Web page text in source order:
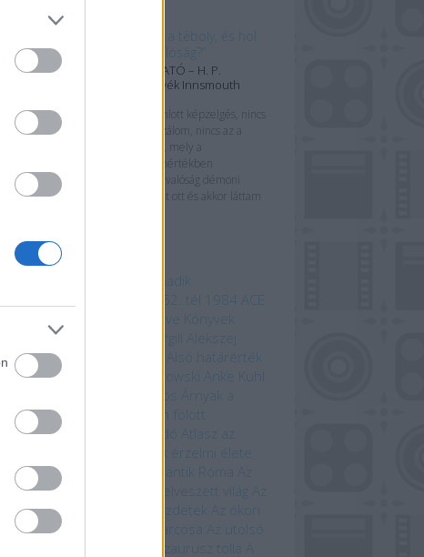
„Hol végződik a téboly, és hol
kezdődik a valóság?”
KÖNYVBEMUTATÓ – H. P.
Lovecraft: Árnyék Innsmouth
„Nincs az a bomlott képzelgés, nincs
az a tébolyult lázálom, nincs az a
beteges bódulat, mely a
legcsekélyebb mértékben
vetekedhetne a valóság démoni
torzulatával, amit ott és akkor láttam
Címkék
100 beszédes tárgy a Harmadik
1152. tél 1984 ACE
Agave Könyvek
Akkord Kiadó
Alastair Fothergill
Alekszej
Allansia bérgyilkosai
Alsó határérték
Andi Ewington
Andrzej Sapkowski Anke Kuhl
Árnyak a
sötétben Árnyék Innsmouth fölött
asztrofizika
Athenaeum Kiadó
Atlasz az
Az állatok érzelmi élete
Az állatok szerelmi élete
Az antik Róma Az
Avatar világa
Az elveszett világ Az
emberiség története – A kezdetek Az ókori
Görögország
Az országút harcosa Az utolsó
A dinoszaurusz tolla A